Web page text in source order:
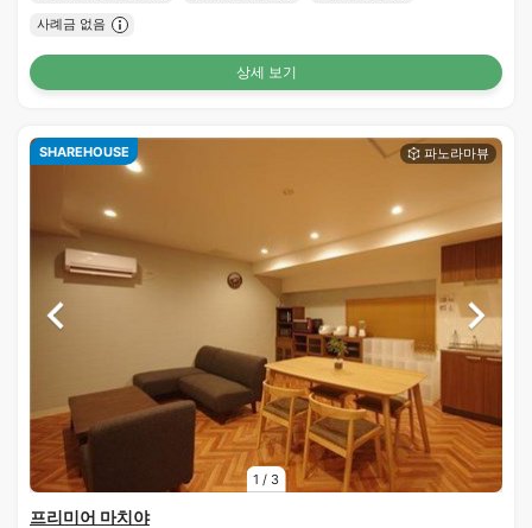
사례금 없음
상세 보기
1 / 3
SHAREHOUSE
프리미어 마치야